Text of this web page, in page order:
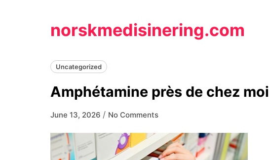
norskmedisinering.com
Uncategorized
Amphétamine près de chez moi
June 13, 2026 / No Comments